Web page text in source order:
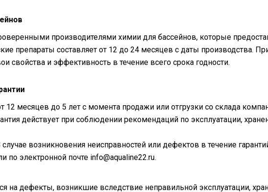
производителями химии для бассейнов, которые
препараты составляет от 12 до 24 месяцев с даты производства.
свойства и эффективность в течение всего срока годности.
12 месяцев до 5 лет с момента продажи или отгрузки со склада
действует при соблюдении рекомендаций по эксплуатации,
случае возникновения неисправностей или дефектов в течение
по электронной почте info@aqualine22.ru.
на дефекты, возникшие вследствие неправильной эксплуатации,